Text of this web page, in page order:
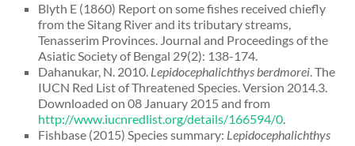
Blyth E (1860) Report on some fishes received chiefly
from the Sitang River and its tributary streams,
Tenasserim Provinces. Journal and Proceedings of the
Asiatic Society of Bengal 29(2): 138-174.
Dahanukar, N. 2010. Lepidocephalichthys berdmorei. The
IUCN Red List of Threatened Species. Version 2014.3.
Downloaded on 08 January 2015 and from
http://www.iucnredlist.org/details/166594/0.
Fishbase (2015) Species summary: Lepidocephalichthys